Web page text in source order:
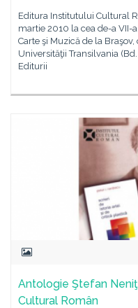
Editura Institutului Cultural
martie 2010 la cea de-a VII-
Carte şi Muzică de la
Universităţii Transilvania
Editurii
Antologie Ştefan
Cultural Român